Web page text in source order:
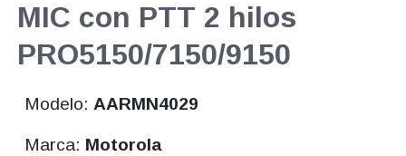
MIC con PTT 2 hilos
PRO5150/7150/9150
Modelo: AARMN4029
Marca: Motorola